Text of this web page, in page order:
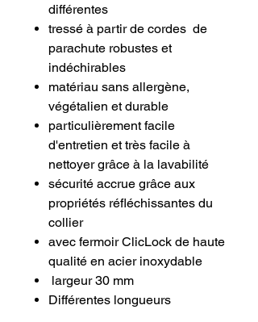
différentes
tressé à partir de cordes de
parachute robustes et
indéchirables
matériau sans allergène,
végétalien et durable
particulièrement facile
d'entretien et très facile à
nettoyer grâce à la lavabilité
sécurité accrue grâce aux
propriétés réfléchissantes du
collier
avec fermoir ClicLock de haute
qualité en acier inoxydable
largeur 30 mm
Différentes longueurs